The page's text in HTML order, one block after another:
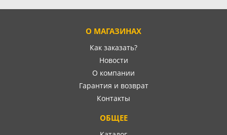
О МАГАЗИНАХ
Как заказать?
Новости
О компании
Гарантия и возврат
Контакты
ОБЩЕЕ